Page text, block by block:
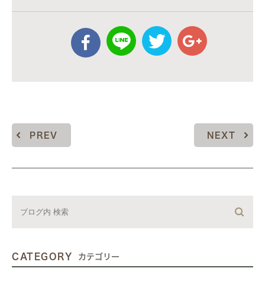
PREV NEXT
CATEGORY カテゴリー